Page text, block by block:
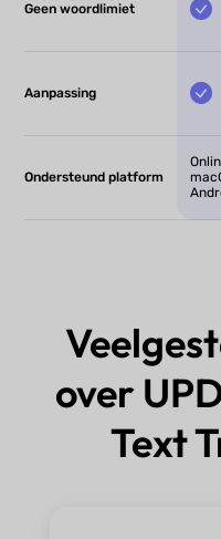
Geen woordlimiet
Aanpassing
Ondersteund platform
over
Text